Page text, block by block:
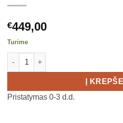
€449,00
Turime
produkto kiekis: MAGENE Power
Į
Pristatymas 0-3 d.d.